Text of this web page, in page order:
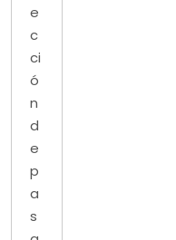
e
c
ci
ó
n
d
e
p
a
s